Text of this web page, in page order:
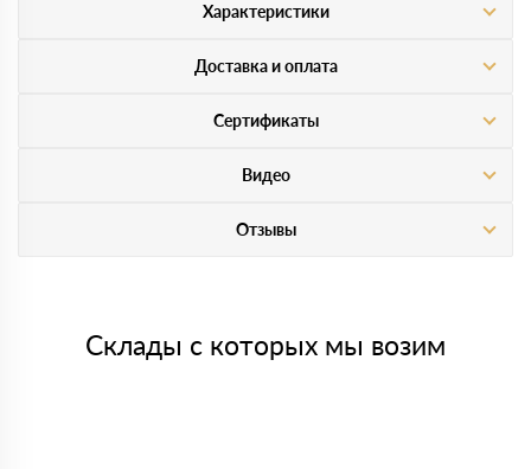
Характеристики
Доставка и оплата
Сертификаты
Видео
Отзывы
Склады с которых мы возим